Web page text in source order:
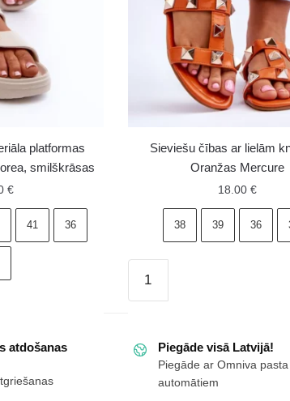
platformas
smilškrāsas
€
41 36
Sieviešu čības ar lielām
Oranžas Mercure
18.00 €
38 39 36
čības
kniedēm
Oranžas
Mercure
atdošanas
Piegāde visā Latvijā!
Piegāde ar Omniva pasta
automātiem